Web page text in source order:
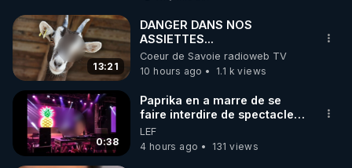
🌱 INSTAGRAM
https://www.instagram.com/rdlr_thierrycasasnovas/
http://rgnr.li/instagram
🌱 LA NEWSLETTER
Pour ne pas rater l’actualité RGNR (stages,
13:21
DANGER DANS NOS
ASSIETTES...
Coeur de Savoie radioweb TV
10 hours ago
1.1 k views
0:38
Paprika en a marre de se
faire interdire de spectacle.
Elle décide donc de devenir
DJ !
LEF
4 hours ago
131 views